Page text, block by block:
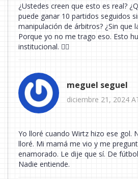
¿Ustedes creen que esto es real?
puede ganar 10 partidos seguidos
manipulación de árbitros? ¿Sin que
Porque yo no me trago eso. Esto
institucional. 🕵️‍♀️
meguel seguel
diciembre 21, 2024
Yo lloré cuando Wirtz hizo ese gol.
lloré. Mi mamá me vio y me
enamorado. Le dije que sí. De
Nadie entiende.